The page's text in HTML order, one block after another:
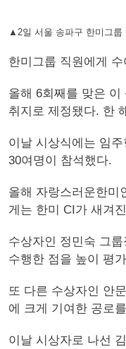
▲2일 서울 송파구 한미그룹
한미그룹 직원에게
올해 6회째를 맞은
취지로 제정됐다. 한
이날 시상식에는 임
30여명이 참석했다.
올해 자랑스러운한
게는 한미 CI가 새겨
수상자인 정민숙 그
수행한 점을 높이 평
또 다른 수상자인 안
에 크게 기여한 공로
이날 시상자로 나선